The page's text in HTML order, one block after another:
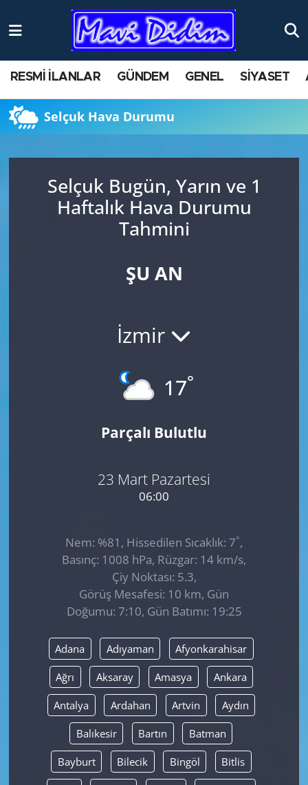
RESMİ İLANLAR GÜNDEM GENEL SİYASET
Selçuk Hava Durumu
Selçuk Bugün, Yarın ve 1
Haftalık Hava Durumu
Tahmini
ŞU AN
İzmir
17°
Parçalı Bulutlu
23 Mart Pazartesi
06:00
Nem: %81, Hissedilen Sıcaklık: 7°,
Basınç: 1008 hPa, Rüzgar: 14 km/s,
Çiy Noktası: 5.3,
Görüş Mesafesi: 10 km, Gün
Doğumu: 7:10, Gün Batımı: 19:25
Adana Adıyaman Afyonkarahisar
Ağrı Aksaray Amasya Ankara
Antalya Ardahan Artvin Aydın
Balıkesir Bartın Batman
Bayburt Bilecik Bingöl Bitlis
ANTİK YERLER
AYDIN
BİLİM VE TEKNOLOJİ
ÇEVRE
HABERDE İNSAN
KÜLTÜR SANAT
SAĞLIK
SPOR
Yerel
Nöbetçi Eczaneler
Namaz Vakitleri
Trafik Durumu
Süper Lig Puan Durumu ve Fikstür
Tüm Manşetler